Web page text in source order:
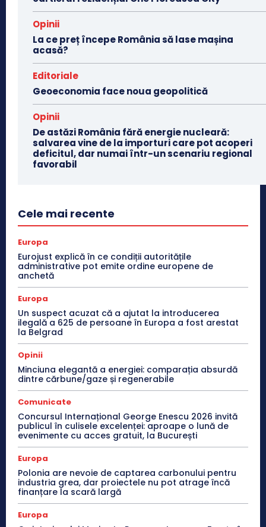
Opinii
La ce preț începe România să lase mașina
acasă?
Editoriale
Geoeconomia face noua geopolitică
Opinii
De astăzi România fără energie nucleară:
salvarea vine de la importuri care pot acoperi
deficitul, dar numai într-un scenariu regional
favorabil
Cele mai recente
Europa
Eurojust explică în ce condiții autoritățile
administrative pot emite ordine europene de
anchetă
Europa
Un suspect acuzat că a ajutat la introducerea
ilegală a 625 de persoane în Europa a fost arestat
la Belgrad
Opinii
Minciuna elegantă a energiei: comparația absurdă
dintre cărbune/gaze și regenerabile
Comunicate
Concursul Internațional George Enescu 2026 invită
publicul în culisele excelenței: aproape o lună de
evenimente cu acces gratuit, la București
Europa
Polonia are nevoie de captarea carbonului pentru
industria grea, dar proiectele nu pot atrage încă
finanțare la scară largă
Europa